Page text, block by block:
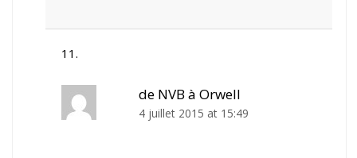
de NVB à Orwell
4 juillet 2015 at 15:49